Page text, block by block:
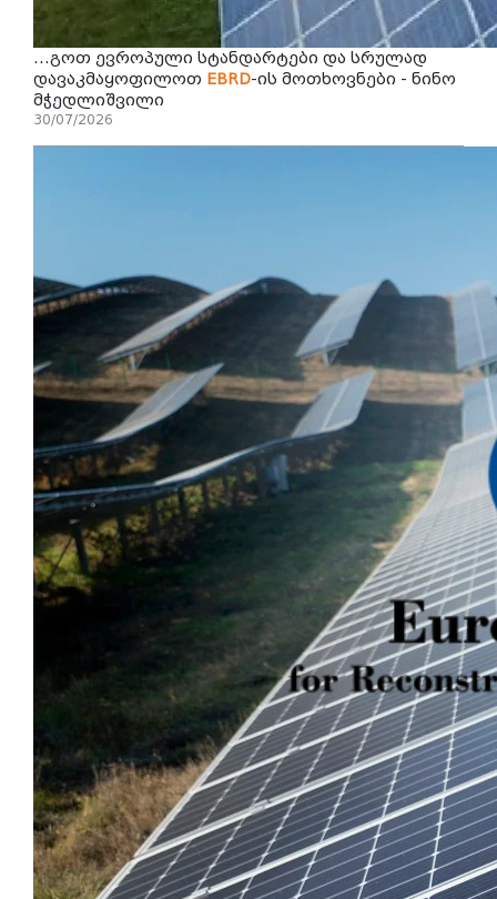
...გოთ ევროპული სტანდარტები და სრულად
დავაკმაყოფილოთ EBRD-ის მოთხოვნები - ნინო
მჭედლიშვილი
30/07/2026